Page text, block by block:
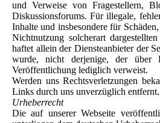
und Verweise von Fragestellern,
Diskussionsforums. Für illegale,
Inhalte und insbesondere für
Nichtnutzung solcherart
haftet allein der Diensteanbieter der
wurde, nicht derjenige, der
Veröffentlichung lediglich verweist.
Werden uns Rechtsverletzungen
Links durch uns unverzüglich entfernt.
Urheberrecht
Die auf unserer Webseite